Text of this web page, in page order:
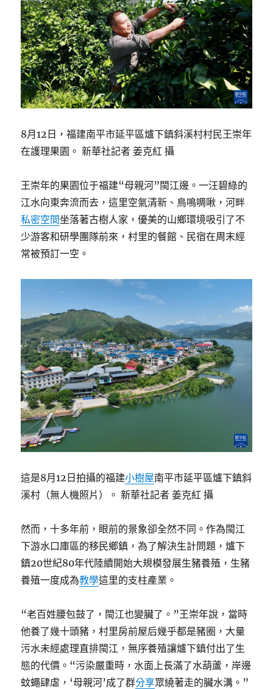
8月12日，福建南平市延平區爐下鎮斜溪村村民王崇年
在護理果園。 新華社記者 姜克紅 攝
王崇年的果園位于福建“母親河”閩江邊。一汪碧綠的
江水向東奔流而去，這里空氣清新、鳥鳴啁啾，河畔
私密空間坐落著古樹人家，優美的山鄉環境吸引了不
少游客和研學團隊前來，村里的餐館、民宿在周末經
常被預訂一空。
這是8月12日拍攝的福建小樹屋南平市延平區爐下鎮斜
溪村（無人機照片）。 新華社記者 姜克紅 攝
然而，十多年前，眼前的景象卻全然不同。作為閩江
下游水口庫區的移民鄉鎮，為了解決生計問題，爐下
鎮20世紀80年代陸續開始大規模發展生豬養殖，生豬
養殖一度成為教學這里的支柱產業。
“老百姓腰包鼓了，閩江也變臟了。”王崇年說，當時
他養了幾十頭豬，村里房前屋后幾乎都是豬圈，大量
污水未經處理直排閩江，無序養殖讓爐下鎮付出了生
態的代價。“污染嚴重時，水面上長滿了水葫蘆，岸邊
蚊蠅肆虐，‘母親河’成了群分享眾繞著走的臟水溝。”